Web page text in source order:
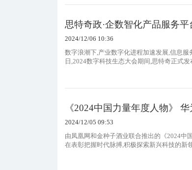
思特奇政·企数智化产品服务
2024/12/06 10:36
数字浪潮下,产业数字化进程加速发展,信息
日,2024数字科技生态大会期间,思特奇正式发
《2024中国力量年度人物》
2024/12/05 09:53
由凤凰网和金种子酒业联合推出的《2024中
在表彰把握时代脉搏,积极探索新兴科技的新领